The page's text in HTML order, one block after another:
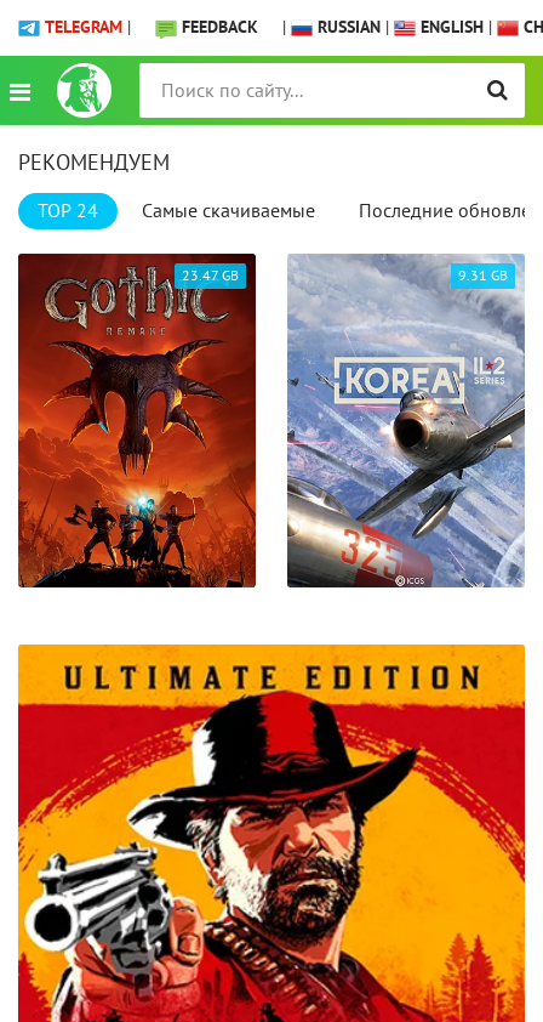
TELEGRAM | FEEDBACK | RUSSIAN | ENGLISH |
РЕКОМЕНДУЕМ
TOP 24 Самые скачиваемые Последние
23.47 GB 9.31 GB